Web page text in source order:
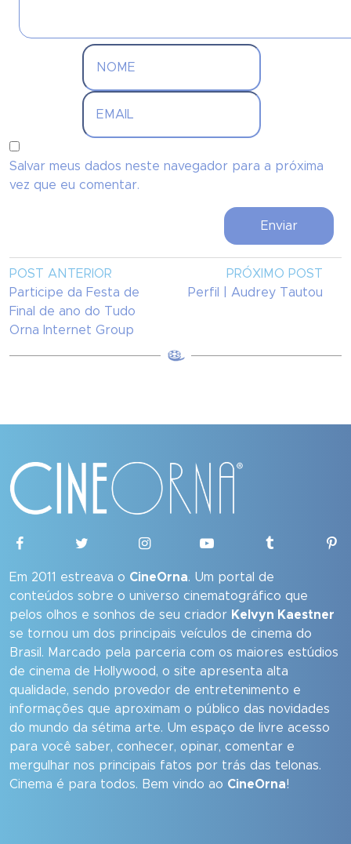
Salvar meus dados neste navegador para a próxima
vez que eu comentar.
POST ANTERIOR
Participe da Festa de
Final de ano do Tudo
Orna Internet Group
PRÓXIMO POST
Perfil | Audrey Tautou
Em 2011 estreava o CineOrna. Um portal de
conteúdos sobre o universo cinematográfico que
pelos olhos e sonhos de seu criador Kelvyn Kaestner
se tornou um dos principais veículos de cinema do
Brasil. Marcado pela parceria com os maiores estúdios
de cinema de Hollywood, o site apresenta alta
qualidade, sendo provedor de entretenimento e
informações que aproximam o público das novidades
do mundo da sétima arte. Um espaço de livre acesso
para você saber, conhecer, opinar, comentar e
mergulhar nos principais fatos por trás das telonas.
Cinema é para todos. Bem vindo ao CineOrna!